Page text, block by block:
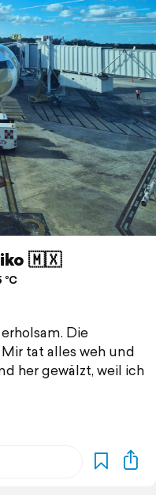
🇲🇽
°C
Die
tat alles weh und
her gewälzt, weil ich